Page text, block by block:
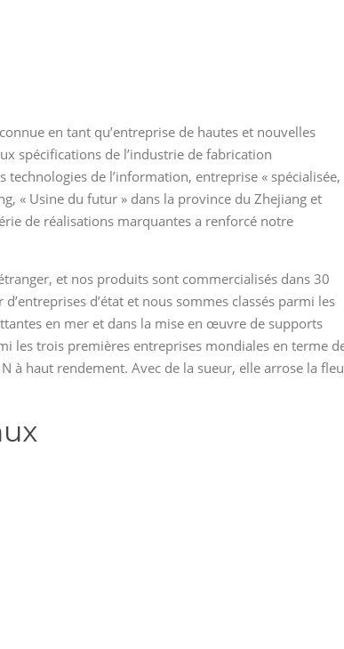
en tant qu’entreprise de hautes et nouvelles
spécifications de l’industrie de fabrication
de l’information, entreprise « spécialisée,
« Usine du futur » dans la province du Zhejiang et
de réalisations marquantes a renforcé notre
et nos produits sont commercialisés dans 30
d’état et nous sommes classés parmi les
en mer et dans la mise en œuvre de supports
les trois premières entreprises mondiales en terme
à haut rendement. Avec de la sueur, elle arrose la